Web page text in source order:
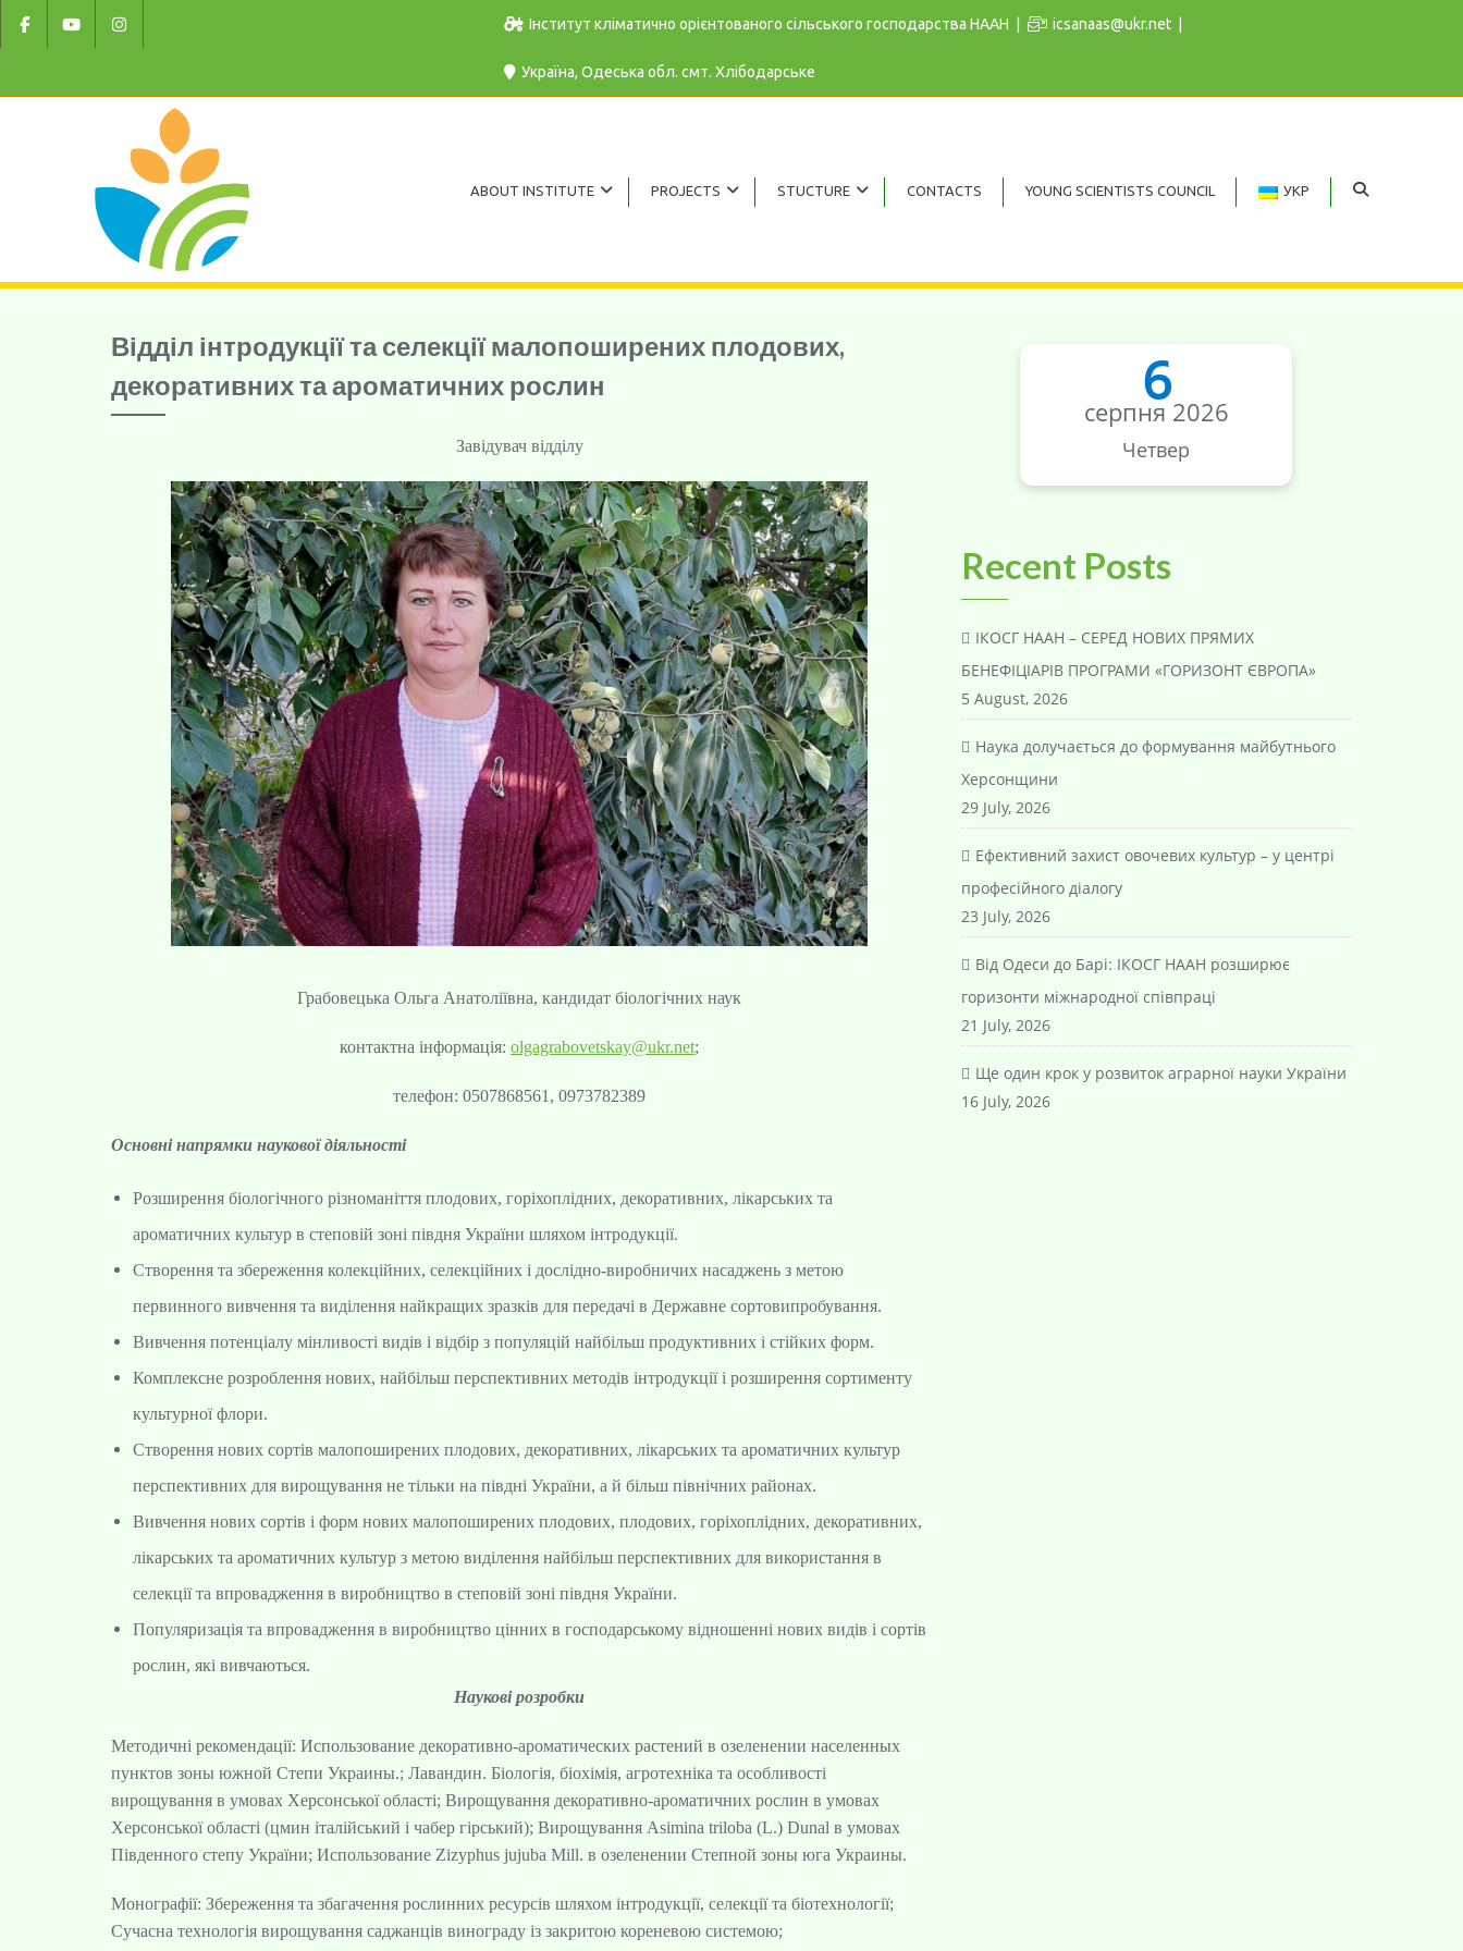
Інститут кліматично орієнтованого сільського господарства НААН icsanaas@ukr.net
Україна, Одеська обл. cмт. Хлібодарське
ABOUT INSTITUTE PROJECTS STUCTURE CONTACTS YOUNG SCIENTISTS COUNCIL УКР
Відділ інтродукції та селекції малопоширених плодових,
декоративних та ароматичних рослин
Завідувач відділу
Грабовецька Ольга Анатоліївна, кандидат біологічних наук
контактна інформація: olgagrabovetskay@ukr.net;
телефон: 0507868561, 0973782389
Основні напрямки наукової діяльності
Розширення біологічного різноманіття плодових, горіхоплідних, декоративних, лікарських та
ароматичних культур в степовій зоні півдня України шляхом інтродукції.
Створення та збереження колекційних, селекційних і дослідно-виробничих насаджень з метою
первинного вивчення та виділення найкращих зразків для передачі в Державне сортовипробування.
Вивчення потенціалу мінливості видів і відбір з популяцій найбільш продуктивних і стійких форм.
Комплексне розроблення нових, найбільш перспективних методів інтродукції і розширення сортименту
культурної флори.
Створення нових сортів малопоширених плодових, декоративних, лікарських та ароматичних культур
перспективних для вирощування не тільки на півдні України, а й більш північних районах.
Вивчення нових сортів і форм нових малопоширених плодових, плодових, горіхоплідних, декоративних,
лікарських та ароматичних культур з метою виділення найбільш перспективних для використання в
селекції та впровадження в виробництво в степовій зоні півдня України.
Популяризація та впровадження в виробництво цінних в господарському відношенні нових видів і сортів
рослин, які вивчаються.
Наукові розробки
Методичні рекомендації: Использование декоративно-ароматических растений в озеленении населенных
пунктов зоны южной Степи Украины.; Лавандин. Біологія, біохімія, агротехніка та особливості
вирощування в умовах Херсонської області; Вирощування декоративно-ароматичних рослин в умовах
Херсонської області (цмин італійський і чабер гірський); Вирощування Asimina triloba (L.) Dunal в умовах
Південного степу України; Использование Zizyphus jujuba Mill. в озеленении Cтепной зоны юга Украины.
Монографії: Збереження та збагачення рослинних ресурсів шляхом інтродукції, селекції та біотехнології;
Сучасна технологія вирощування саджанців винограду із закритою кореневою системою;
6
серпня 2026
Четвер
Recent Posts
ІКОСГ НААН – СЕРЕД НОВИХ ПРЯМИХ
БЕНЕФІЦІАРІВ ПРОГРАМИ «ГОРИЗОНТ ЄВРОПА»
5 August, 2026
Наука долучається до формування майбутнього
Херсонщини
29 July, 2026
Ефективний захист овочевих культур – у центрі
професійного діалогу
23 July, 2026
Від Одеси до Барі: ІКОСГ НААН розширює
горизонти міжнародної співпраці
21 July, 2026
Ще один крок у розвиток аграрної науки України
16 July, 2026